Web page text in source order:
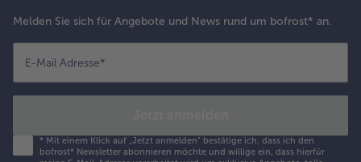
Melden Sie sich für Angebote und News rund um bofrost* an.
E-Mail Adresse*
* Mit einem Klick auf „Jetzt anmelden" bestätige ich, dass ich den
bofrost* Newsletter abonnieren möchte und willige ein, dass hierfür